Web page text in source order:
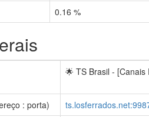
0.16 %
🌟 TS Brasil -
: porta)